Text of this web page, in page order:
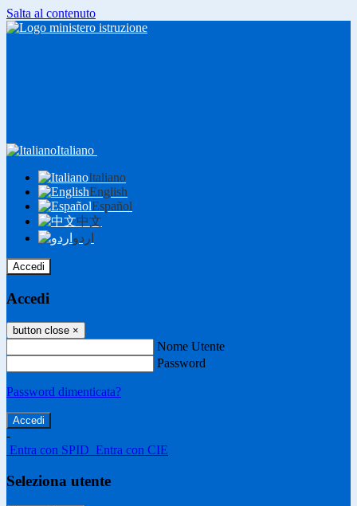
Salta al contenuto
Italiano
Italiano
English
Español
中文
اردو
Accedi
Accedi
button close ×
Nome Utente
Password
Password dimenticata?
-
Entra con SPID Entra con CIE
Seleziona utente